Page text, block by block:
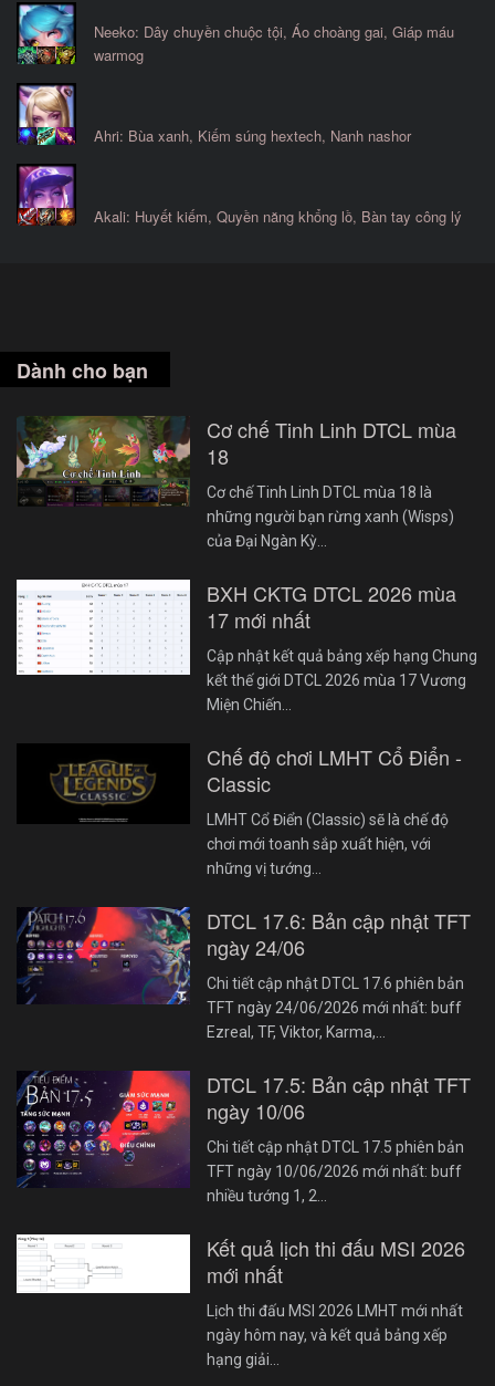
Neeko: Dây chuyền chuộc tội, Áo choàng gai, Giáp máu
warmog
Ahri: Bùa xanh, Kiếm súng hextech, Nanh nashor
Akali: Huyết kiếm, Quyền năng khổng lồ, Bàn tay công lý
Dành cho bạn
Cơ chế Tinh Linh DTCL mùa
18
Cơ chế Tinh Linh DTCL mùa 18 là
những người bạn rừng xanh (Wisps)
của Đại Ngàn Kỳ…
BXH CKTG DTCL 2026 mùa
17 mới nhất
Cập nhật kết quả bảng xếp hạng Chung
kết thế giới DTCL 2026 mùa 17 Vương
Miện Chiến…
Chế độ chơi LMHT Cổ Điển -
Classic
LMHT Cổ Điển (Classic) sẽ là chế độ
chơi mới toanh sắp xuất hiện, với
những vị tướng…
DTCL 17.6: Bản cập nhật TFT
ngày 24/06
Chi tiết cập nhật DTCL 17.6 phiên bản
TFT ngày 24/06/2026 mới nhất: buff
Ezreal, TF, Viktor, Karma,…
DTCL 17.5: Bản cập nhật TFT
ngày 10/06
Chi tiết cập nhật DTCL 17.5 phiên bản
TFT ngày 10/06/2026 mới nhất: buff
nhiều tướng 1, 2…
Kết quả lịch thi đấu MSI 2026
mới nhất
Lịch thi đấu MSI 2026 LMHT mới nhất
ngày hôm nay, và kết quả bảng xếp
hạng giải…